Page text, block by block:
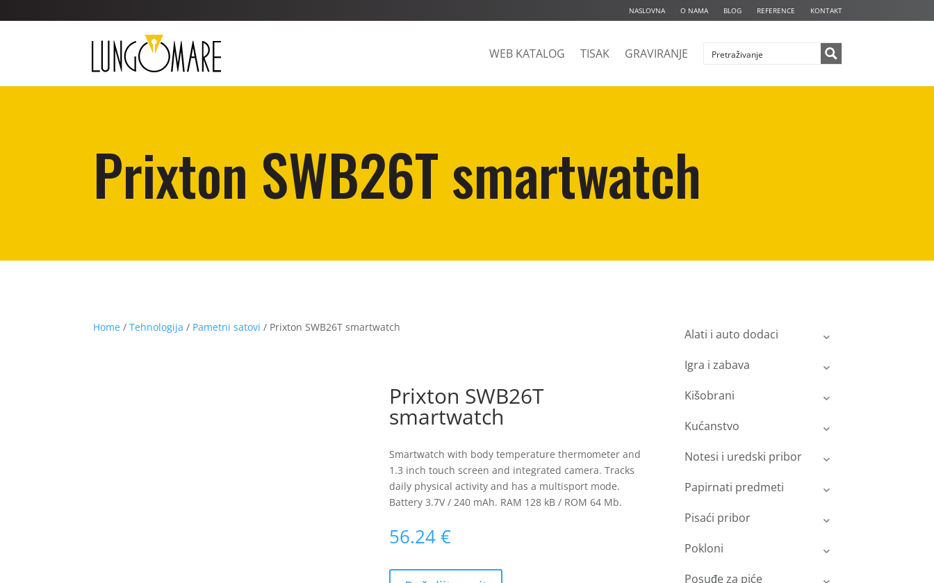
NASLOVNA O NAMA BLOG REFERENCE KONTAKT
WEB KATALOG TISAK GRAVIRANJE
Prixton SWB26T smartwatch
Home /Tehnologija / Pametni satovi / Prixton SWB26T smartwatch
Prixton SWB26T
smartwatch
Smartwatch with body temperature thermometer and
1.3 inch touch screen and integrated camera. Tracks
daily physical activity and has a multisport mode.
Battery 3.7V / 240 mAh. RAM 128 kB / ROM 64 Mb.
56.24€
Alati i auto dodaci
Igra i zabava
Kišobrani
Kućanstvo
Notesi i uredski pribor
Papirnati predmeti
Pisaći pribor
Pokloni
Posuđe za piće